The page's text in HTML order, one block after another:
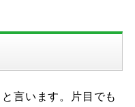
言います。片目でも